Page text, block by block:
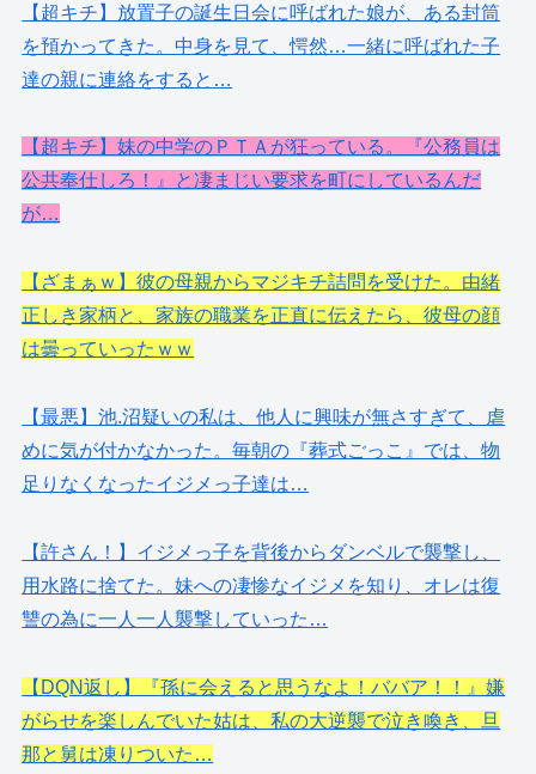
【超キチ】放置子の誕生日会に呼ばれた娘が、ある封筒
を預かってきた。中身を見て、愕然…一緒に呼ばれた子
達の親に連絡をすると…
【超キチ】妹の中学のＰＴＡが狂っている。『公務員は
公共奉仕しろ！』と凄まじい要求を町にしているんだ
が…
【ざまぁｗ】彼の母親からマジキチ詰問を受けた。由緒
正しき家柄と、家族の職業を正直に伝えたら、彼母の顔
は曇っていったｗｗ
【最悪】池.沼疑いの私は、他人に興味が無さすぎて、虐
めに気が付かなかった。毎朝の『葬式ごっこ』では、物
足りなくなったイジメっ子達は…
【許さん！】イジメっ子を背後からダンベルで襲撃し、
用水路に捨てた。妹への凄惨なイジメを知り、オレは復
讐の為に一人一人襲撃していった…
【DQN返し】『孫に会えると思うなよ！ババア！！』嫌
がらせを楽しんでいた姑は、私の大逆襲で泣き喚き、旦
那と舅は凍りついた…